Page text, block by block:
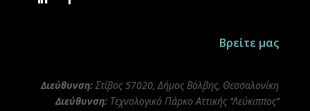
Βρείτε μας
Διεύθυνση:Στίβος 57020, Δήμος Βόλβης, Θεσσαλονίκη
Διεύθυνση: Τεχνολογικό Πάρκο Αττικής ‘’Λεύκιππος’’